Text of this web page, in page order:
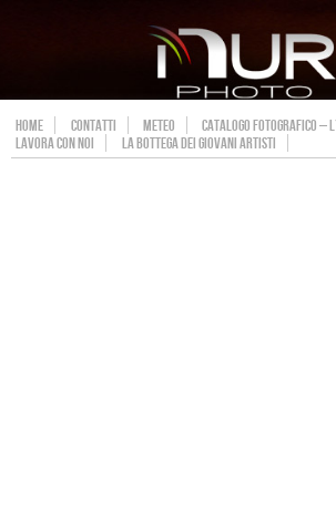
HOME CONTATTI METEO
CATALOGO FOTOGRAFICO –
LAVORA CON NOI
LA BOTTEGA DEI GIOVANI ARTISTI